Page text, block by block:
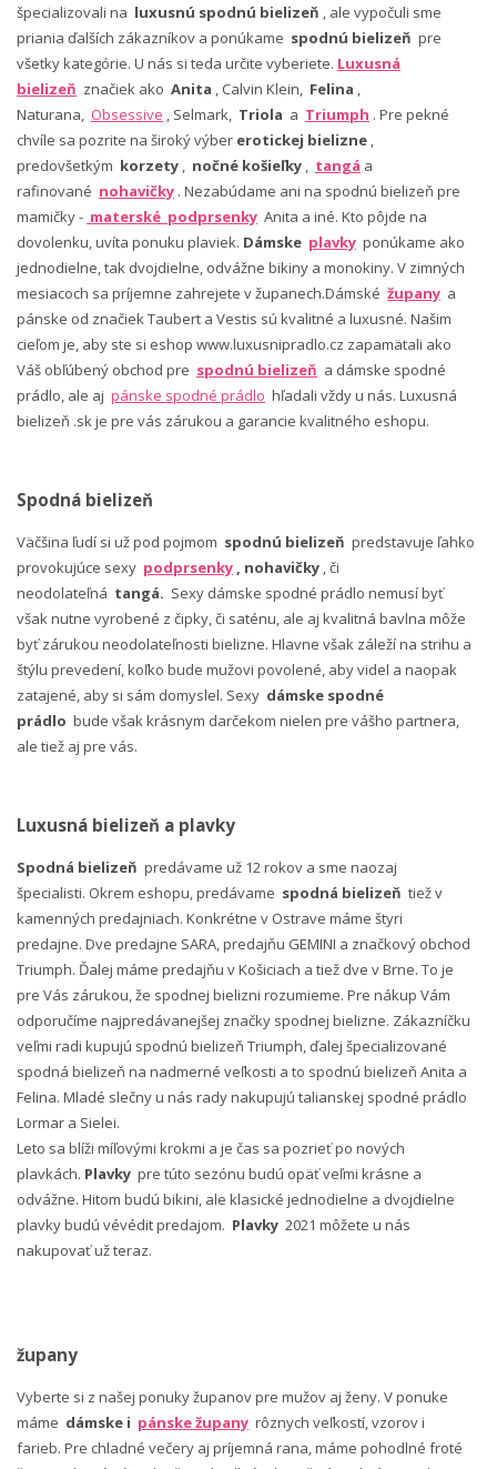
špecializovali na luxusnú spodnú bielizeň , ale vypočuli sme
priania ďalších zákazníkov a ponúkame spodnú bielizeň pre
všetky kategórie. U nás si teda určite vyberiete. Luxusná
bielizeň značiek ako Anita , Calvin Klein, Felina ,
Naturana, Obsessive , Selmark, Triola a Triumph . Pre pekné
chvíle sa pozrite na široký výber erotickej bielizne ,
predovšetkým korzety , nočné košieľky , tangá a
rafinované nohavičky . Nezabúdame ani na spodnú bielizeň pre
mamičky - materské podprsenky Anita a iné. Kto pôjde na
dovolenku, uvíta ponuku plaviek. Dámske plavky ponúkame ako
jednodielne, tak dvojdielne, odvážne bikiny a monokiny. V zimných
mesiacoch sa príjemne zahrejete v županech.Dámské župany a
pánske od značiek Taubert a Vestis sú kvalitné a luxusné. Našim
cieľom je, aby ste si eshop www.luxusnipradlo.cz zapamätali ako
Váš obľúbený obchod pre spodnú bielizeň a dámske spodné
prádlo, ale aj pánske spodné prádlo hľadali vždy u nás. Luxusná
bielizeň .sk je pre vás zárukou a garancie kvalitného eshopu.
Spodná bielizeň
Väčšina ľudí si už pod pojmom spodnú bielizeň predstavuje ľahko
provokujúce sexy podprsenky , nohavičky , či
neodolateľná tangá. Sexy dámske spodné prádlo nemusí byť
však nutne vyrobené z čipky, či saténu, ale aj kvalitná bavlna môže
byť zárukou neodolateľnosti bielizne. Hlavne však záleží na strihu a
štýlu prevedení, koľko bude mužovi povolené, aby videl a naopak
zatajené, aby si sám domyslel. Sexy dámske spodné
prádlo bude však krásnym darčekom nielen pre vášho partnera,
ale tiež aj pre vás.
Luxusná bielizeň a plavky
Spodná bielizeň predávame už 12 rokov a sme naozaj
špecialisti. Okrem eshopu, predávame spodná bielizeň tiež v
kamenných predajniach. Konkrétne v Ostrave máme štyri
predajne. Dve predajne SARA, predajňu GEMINI a značkový obchod
Triumph. Ďalej máme predajňu v Košiciach a tiež dve v Brne. To je
pre Vás zárukou, že spodnej bielizni rozumieme. Pre nákup Vám
odporučíme najpredávanejšej značky spodnej bielizne. Zákazníčku
veľmi radi kupujú spodnú bielizeň Triumph, ďalej špecializované
spodná bielizeň na nadmerné veľkosti a to spodnú bielizeň Anita a
Felina. Mladé slečny u nás rady nakupujú talianskej spodné prádlo
Lormar a Sielei.
Leto sa blíži míľovými krokmi a je čas sa pozrieť po nových
plavkách. Plavky pre túto sezónu budú opäť veľmi krásne a
odvážne. Hitom budú bikini, ale klasické jednodielne a dvojdielne
plavky budú vévédit predajom. Plavky 2021 môžete u nás
nakupovať už teraz.
župany
Vyberte si z našej ponuky županov pre mužov aj ženy. V ponuke
máme dámske i pánske župany rôznych veľkostí, vzorov i
farieb. Pre chladné večery aj príjemná rana, máme pohodlné froté